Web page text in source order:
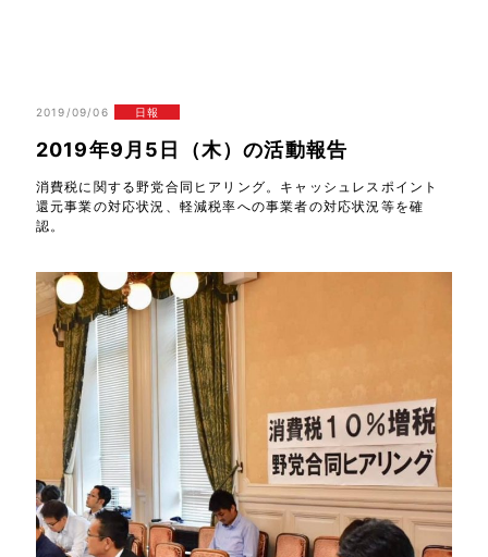
2019/09/06 日報
2019年9月5日（木）の活動報告
消費税に関する野党合同ヒアリング。キャッシュレスポイント
還元事業の対応状況、軽減税率への事業者の対応状況等を確
認。